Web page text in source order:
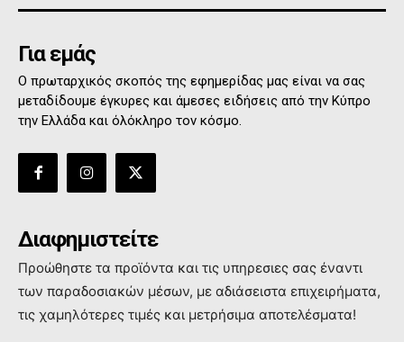
Για εμάς
Ο πρωταρχικός σκοπός της εφημερίδας μας είναι να σας
μεταδίδουμε έγκυρες και άμεσες ειδήσεις από την Κύπρο
την Ελλάδα και όλόκληρο τον κόσμο.
Διαφημιστείτε
Προώθηστε τα προϊόντα και τις υπηρεσιες σας έναντι
των παραδοσιακών μέσων, με αδιάσειστα επιχειρήματα,
τις χαμηλότερες τιμές και μετρήσιμα αποτελέσματα!